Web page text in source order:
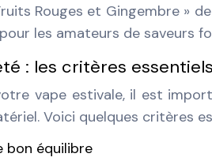
Rouges et Gingembre »
les amateurs de saveurs
: les critères essentiels
vape estivale, il est
Voici quelques critères
bon équilibre